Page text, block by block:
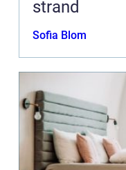
strand
Sofia Blom